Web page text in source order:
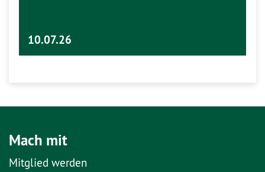
10.07.26
Mach mit
Mitglied werden